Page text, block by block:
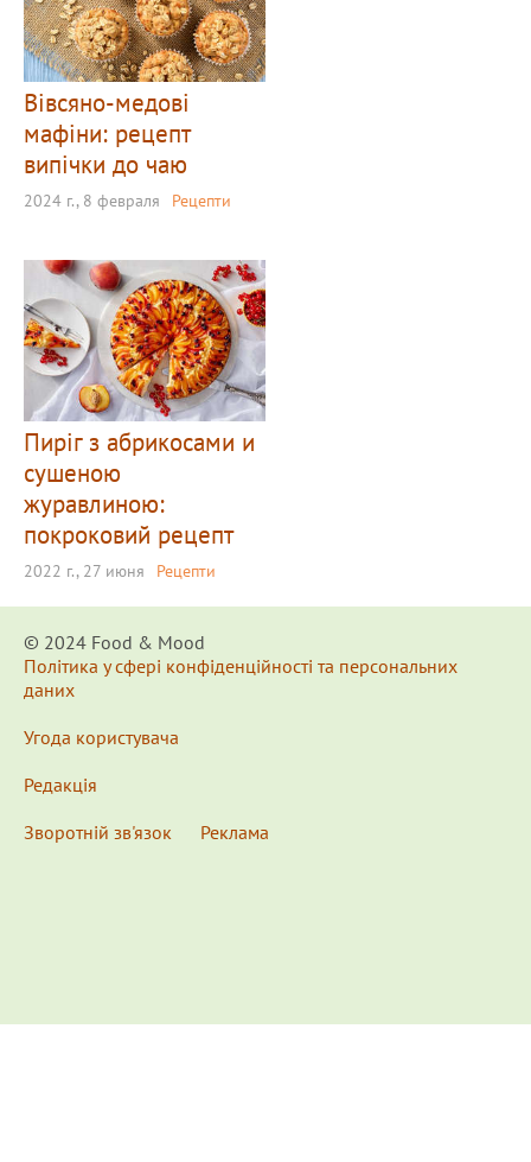
Вівсяно-медові
мафіни: рецепт
випічки до чаю
2024 г., 8 февраля Рецепти
Пиріг з абрикосами и
сушеною
журавлиною:
покроковий рецепт
2022 г., 27 июня Рецепти
© 2024 Food & Мood
Політика у сфері конфіденційності та персональних
даних
Угода користувача
Редакція
Зворотній зв'язок
Реклама